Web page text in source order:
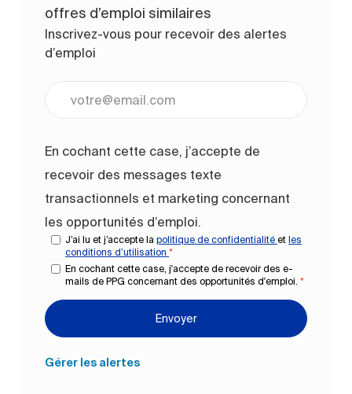
offres d’emploi similaires
Inscrivez-vous pour recevoir des alertes
d’emploi
En cochant cette case, j’accepte de
recevoir des messages texte
transactionnels et marketing concernant
les opportunités d’emploi.
J’ai lu et j’accepte la politique de confidentialité et les
conditions d’utilisation *
En cochant cette case, j'accepte de recevoir des e-
mails de PPG concernant des opportunités d'emploi. *
Envoyer
Gérer les alertes